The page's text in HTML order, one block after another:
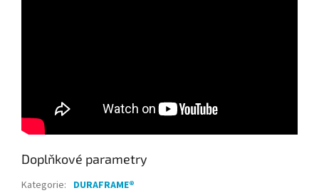
Doplňkové parametry
Kategorie: DURAFRAME®